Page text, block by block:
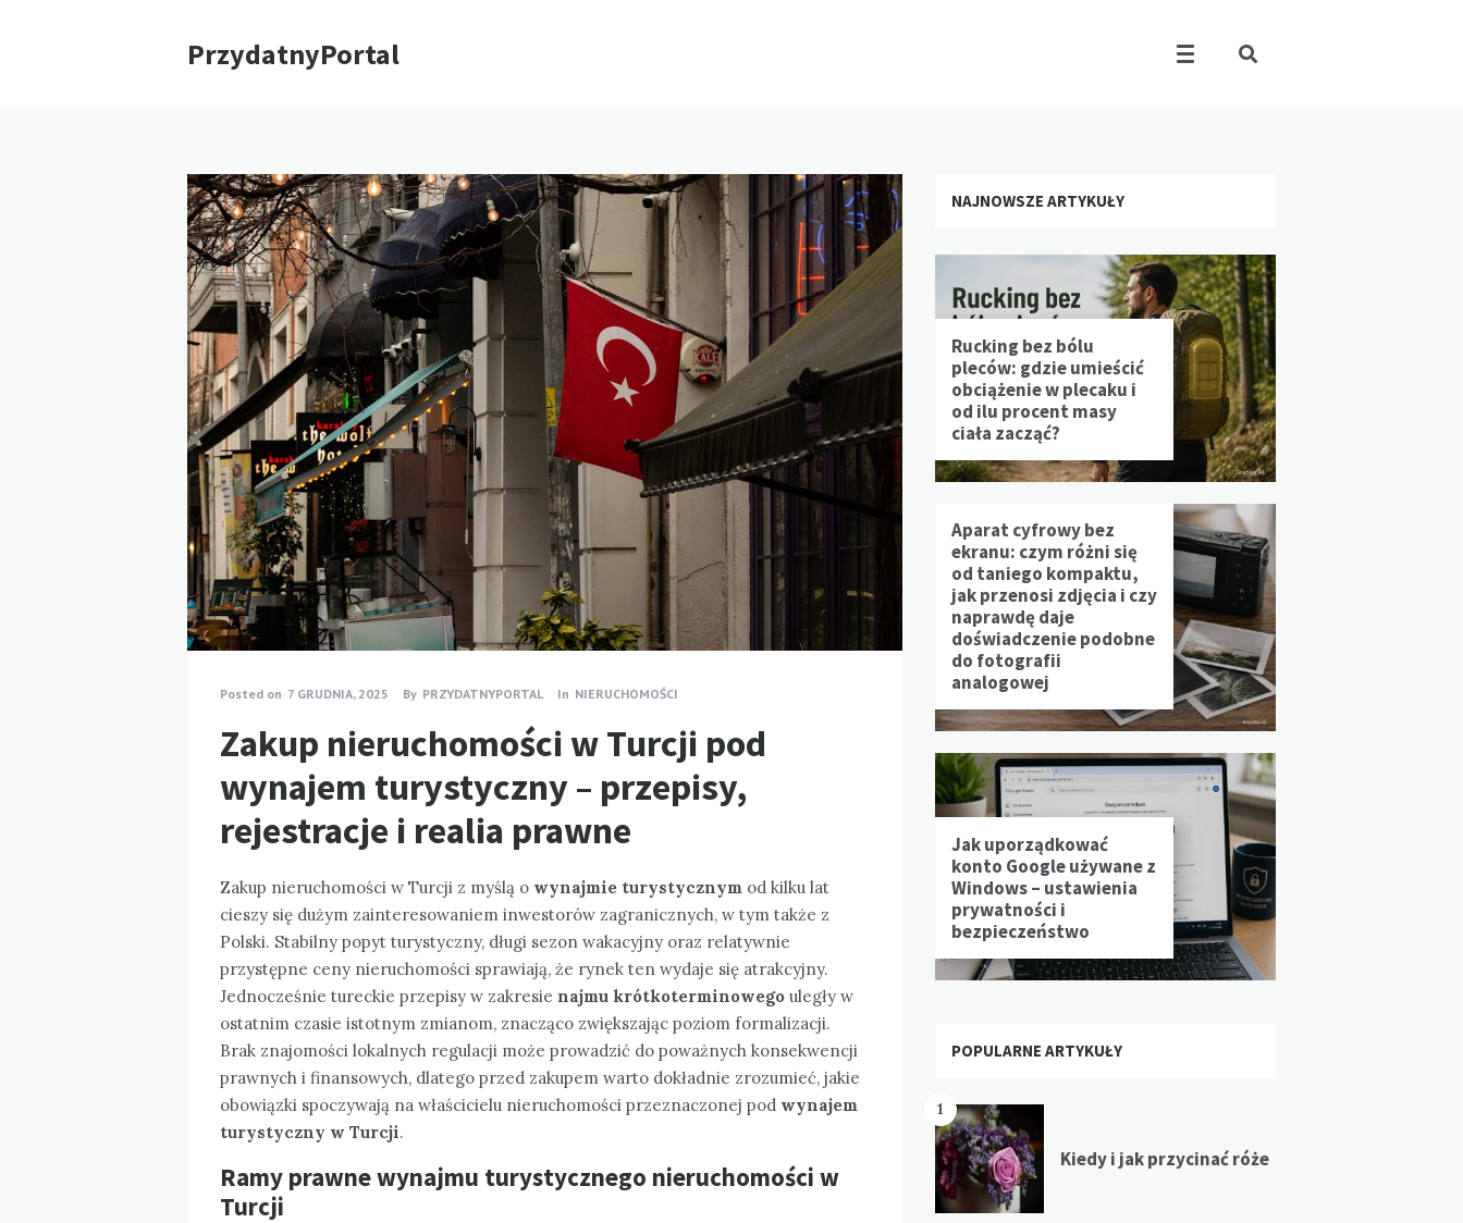
PrzydatnyPortal
Posted on 7 GRUDNIA, 2025 By PRZYDATNYPORTAL In NIERUCHOMOŚCI
Zakup nieruchomości w Turcji pod
wynajem turystyczny – przepisy,
rejestracje i realia prawne
Zakup nieruchomości w Turcji z myślą o wynajmie turystycznym od kilku lat
cieszy się dużym zainteresowaniem inwestorów zagranicznych, w tym także z
Polski. Stabilny popyt turystyczny, długi sezon wakacyjny oraz relatywnie
przystępne ceny nieruchomości sprawiają, że rynek ten wydaje się atrakcyjny.
Jednocześnie tureckie przepisy w zakresie najmu krótkoterminowego uległy w
ostatnim czasie istotnym zmianom, znacząco zwiększając poziom formalizacji.
Brak znajomości lokalnych regulacji może prowadzić do poważnych konsekwencji
prawnych i finansowych, dlatego przed zakupem warto dokładnie zrozumieć, jakie
obowiązki spoczywają na właścicielu nieruchomości przeznaczonej pod wynajem
turystyczny w Turcji.
Ramy prawne wynajmu turystycznego nieruchomości w
Turcji
NAJNOWSZE ARTYKUŁY
Rucking bez bólu
pleców: gdzie umieścić
obciążenie w plecaku i
od ilu procent masy
ciała zacząć?
Aparat cyfrowy bez
ekranu: czym różni się
od taniego kompaktu,
jak przenosi zdjęcia i czy
naprawdę daje
doświadczenie podobne
do fotografii
analogowej
Jak uporządkować
konto Google używane z
Windows – ustawienia
prywatności i
bezpieczeństwo
POPULARNE ARTYKUŁY
1
Kiedy i jak przycinać róże